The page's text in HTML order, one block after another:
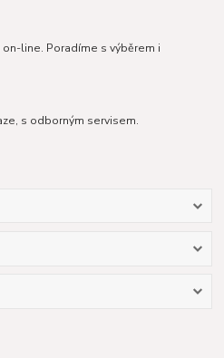
line. Poradíme s výběrem i
s odborným servisem.